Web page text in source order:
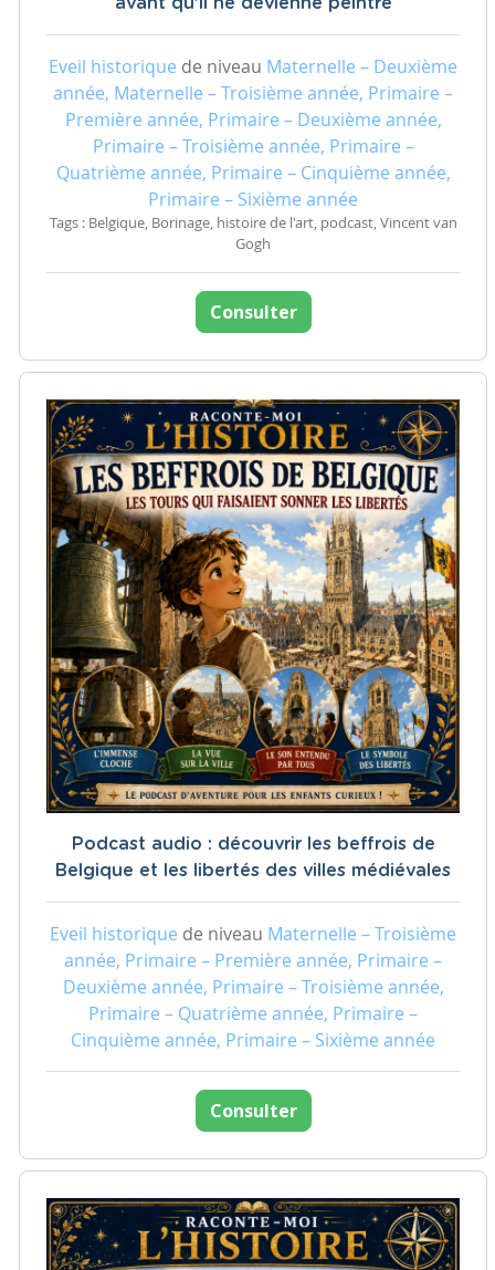
Eveil historique de niveau Maternelle – Deuxième
année, Maternelle – Troisième année, Primaire –
Première année, Primaire – Deuxième année,
Primaire – Troisième année, Primaire –
Quatrième année, Primaire – Cinquième année,
Primaire – Sixième année
Tags : Belgique, Borinage, histoire de l'art, podcast, Vincent van
Gogh
Consulter
Podcast audio : découvrir les beffrois de
Belgique et les libertés des villes médiévales
Eveil historique de niveau Maternelle – Troisième
année, Primaire – Première année, Primaire –
Deuxième année, Primaire – Troisième année,
Primaire – Quatrième année, Primaire –
Cinquième année, Primaire – Sixième année
Consulter